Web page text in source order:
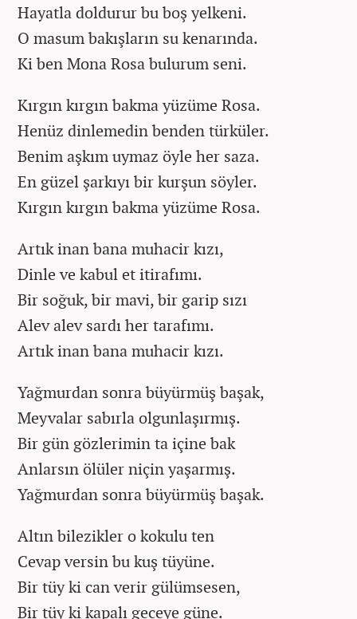
Hayatla doldurur bu boş yelkeni.
O masum bakışların su kenarında.
Ki ben Mona Rosa bulurum seni.
Kırgın kırgın bakma yüzüme Rosa.
Henüz dinlemedin benden türküler.
Benim aşkım uymaz öyle her saza.
En güzel şarkıyı bir kurşun söyler.
Kırgın kırgın bakma yüzüme Rosa.
Artık inan bana muhacir kızı,
Dinle ve kabul et itirafımı.
Bir soğuk, bir mavi, bir garip sızı
Alev alev sardı her tarafımı.
Artık inan bana muhacir kızı.
Yağmurdan sonra büyürmüş başak,
Meyvalar sabırla olgunlaşırmış.
Bir gün gözlerimin ta içine bak
Anlarsın ölüler niçin yaşarmış.
Yağmurdan sonra büyürmüş başak.
Altın bilezikler o kokulu ten
Cevap versin bu kuş tüyüne.
Bir tüy ki can verir gülümsesen,
Bir tüy ki kapalı geceye güne.